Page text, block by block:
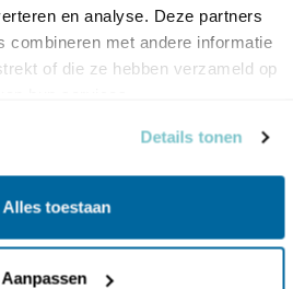
en analyse. Deze partners
combineren met andere informatie
of die ze hebben verzameld op
Details tonen
Alles toestaan
Aanpassen
in Wadden..